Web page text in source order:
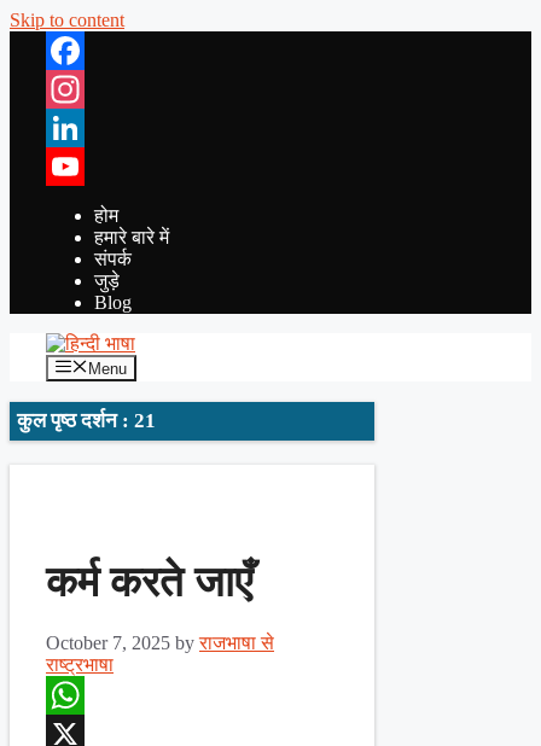
Skip to content
Facebook
Instagram
LinkedIn
YouTube
होम
हमारे बारे में
संपर्क
जुड़े
Blog
Menu
कुल पृष्ठ दर्शन : 21
कर्म करते जाएँ
October 7, 2025 byराजभाषा से
राष्ट्रभाषा
WhatsApp